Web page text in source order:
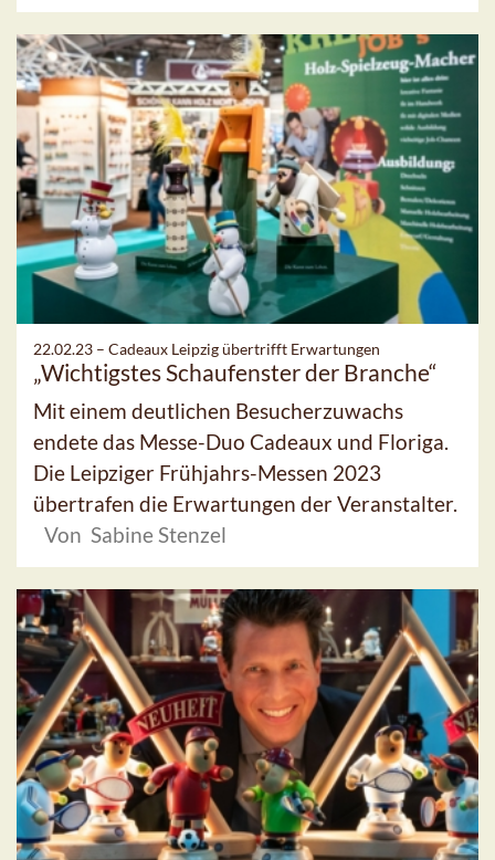
22.02.23 – Cadeaux Leipzig übertrifft Erwartungen
„Wichtigstes Schaufenster der Branche“
Mit einem deutlichen Besucherzuwachs
endete das Messe-Duo Cadeaux und Floriga.
Die Leipziger Frühjahrs-Messen 2023
übertrafen die Erwartungen der Veranstalter.
Von Sabine Stenzel